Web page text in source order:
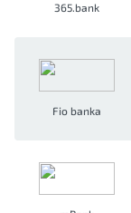
365.bank
Fio banka